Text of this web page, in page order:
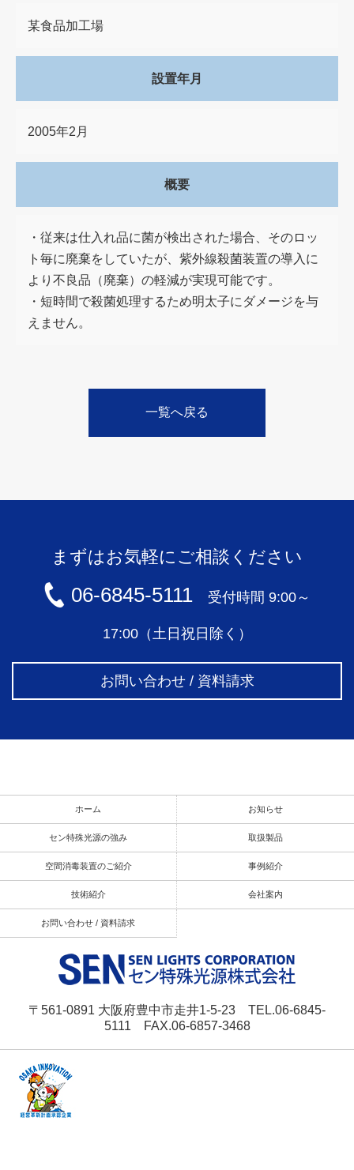
某食品加工場
設置年月
2005年2月
概要
・従来は仕入れ品に菌が検出された場合、そのロッ
ト毎に廃棄をしていたが、紫外線殺菌装置の導入に
より不良品（廃棄）の軽減が実現可能です。
・短時間で殺菌処理するため明太子にダメージを与
えません。
一覧へ戻る
まずはお気軽にご相談ください
06-6845-5111 受付時間 9:00～
17:00（土日祝日除く）
お問い合わせ / 資料請求
ホーム お知らせ
セン特殊光源の強み 取扱製品
空間消毒装置のご紹介 事例紹介
技術紹介 会社案内
お問い合わせ / 資料請求
〒561-0891 大阪府豊中市走井1-5-23 TEL.06-6845-
5111 FAX.06-6857-3468